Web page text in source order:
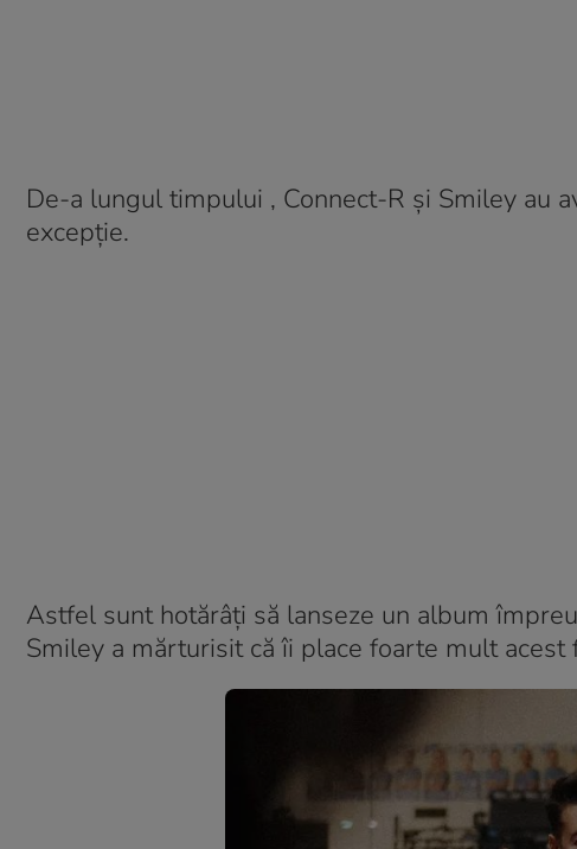
De-a lungul timpului , Connect-R și Smiley au
excepție.
Astfel sunt hotărâți să lanseze un album
Smiley a mărturisit că îi place foarte mult acest